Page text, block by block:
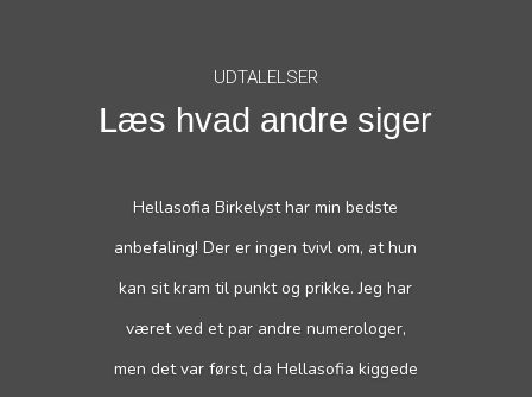
UDTALELSER
Læs hvad andre siger
Hellasofia Birkelyst har min bedste
anbefaling! Der er ingen tvivl om, at hun
kan sit kram til punkt og prikke. Jeg har
været ved et par andre numerologer,
men det var først, da Hellasofia kiggede